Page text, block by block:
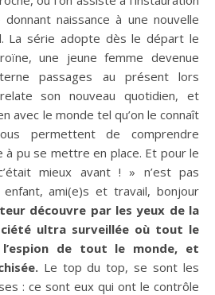
naissance à une nouvelle
La série adopte dès le départ le
une jeune femme devenue
passages au présent lors
son nouveau quotidien, et
avec le monde tel qu’on le connaît
permettent de comprendre
à pu se mettre en place. Et pour le
mieux avant ! » n’est pas
ami(e)s et travail, bonjour
découvre par les yeux de la
ultra surveillée où tout le
de tout le monde, et
Le top du top, se sont les
: ce sont eux qui ont le contrôle